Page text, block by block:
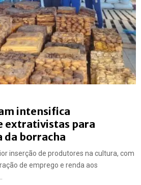
intensifica
extrativistas para
da borracha
inserção de produtores na cultura, com
de emprego e renda aos